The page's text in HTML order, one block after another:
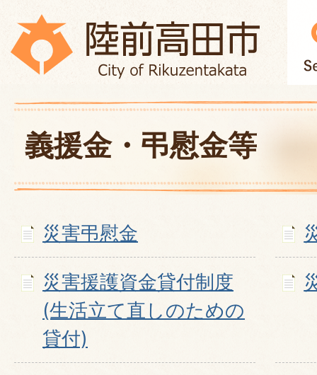
義援金・弔慰金等
災害弔慰金
災害援護資金貸付制度
(生活立て直しのための
貸付)